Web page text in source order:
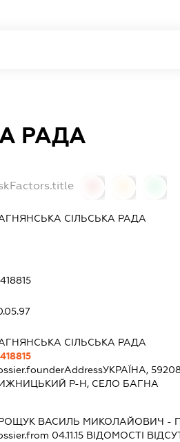
РАДА
СІЛЬСЬКА РАДА
СІЛЬСЬКА РАДА
УКРАЇНА,
Р-Н, СЕЛО БАГНА
ВАСИЛЬ МИКОЛАЙОВИЧ -
04.11.15ВІДОМОСТІ